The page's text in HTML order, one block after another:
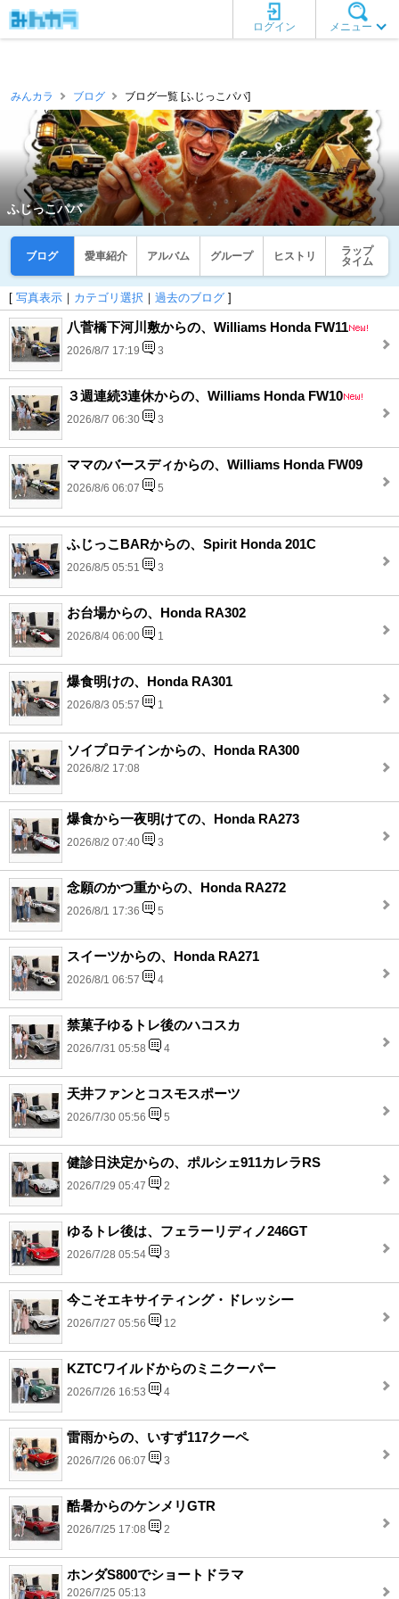
メニュー
ログイン
みんカラ ブログ ブログ一覧 [ふじっこパパ]
ふじっこパパ
ブログ 愛車紹介 アルバム グループ ヒストリ
ラップ
タイム
[ 写真表示 ｜ カテゴリ選択 ｜ 過去のブログ ]
八菅橋下河川敷からの、Williams Honda FW11
2026/8/7 17:19 3
３週連続3連休からの、Williams Honda FW10
2026/8/7 06:30 3
ママのバースディからの、Williams Honda FW09
2026/8/6 06:07 5
ふじっこBARからの、Spirit Honda 201C
2026/8/5 05:51 3
お台場からの、Honda RA302
2026/8/4 06:00 1
爆食明けの、Honda RA301
2026/8/3 05:57 1
ソイプロテインからの、Honda RA300
2026/8/2 17:08
爆食から一夜明けての、Honda RA273
2026/8/2 07:40 3
念願のかつ重からの、Honda RA272
2026/8/1 17:36 5
スイーツからの、Honda RA271
2026/8/1 06:57 4
禁菓子ゆるトレ後のハコスカ
2026/7/31 05:58 4
天井ファンとコスモスポーツ
2026/7/30 05:56 5
健診日決定からの、ポルシェ911カレラRS
2026/7/29 05:47 2
ゆるトレ後は、フェラーリディノ246GT
2026/7/28 05:54 3
今こそエキサイティング・ドレッシー
2026/7/27 05:56 12
KZTCワイルドからのミニクーパー
2026/7/26 16:53 4
雷雨からの、いすず117クーペ
2026/7/26 06:07 3
酷暑からのケンメリGTR
2026/7/25 17:08 2
ホンダS800でショートドラマ
2026/7/25 05:13